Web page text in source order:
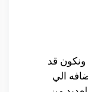
ونكون قد
الي